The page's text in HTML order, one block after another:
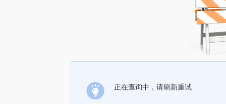
正在查询中，请刷新重试